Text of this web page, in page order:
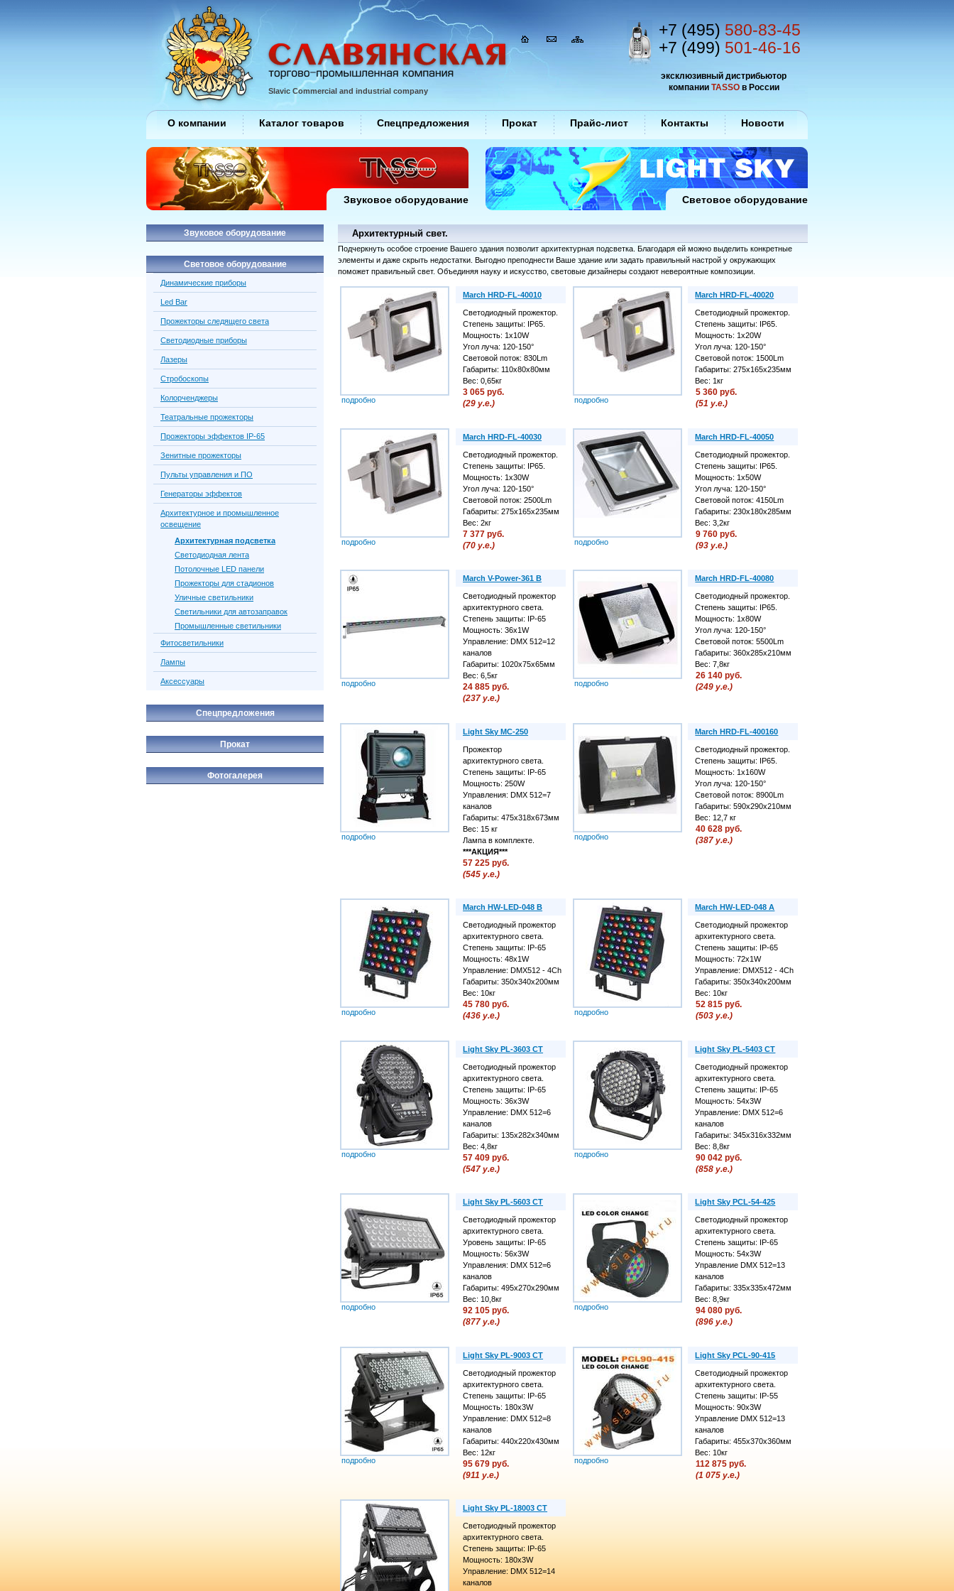
Архитектурный свет.
Подчеркнуть особое строение Вашего здания позволит архитектурная подсветка. Благодаря ей можно выделить конкретные
элементы и даже скрыть недостатки. Выгодно преподнести Ваше здание или задать правильный настрой у окружающих
поможет правильный свет. Объединяя науку и искусство, световые дизайнеры создают невероятные композиции.
March HRD-FL-40010
Светодиодный прожектор.
Степень защиты: IP65.
Мощность: 1х10W
Угол луча: 120-150°
Cветовой поток: 830Lm
Габариты: 110х80х80мм
Вес: 0,65кг
подробно
3 065 руб.
(29 у.е.)
March HRD-FL-40020
Светодиодный прожектор.
Степень защиты: IP65.
Мощность: 1х20W
Угол луча: 120-150°
Cветовой поток: 1500Lm
Габариты: 275х165х235мм
Вес: 1кг
подробно
5 360 руб.
(51 у.е.)
March HRD-FL-40030
Светодиодный прожектор.
Степень защиты: IP65.
Мощность: 1х30W
Угол луча: 120-150°
Cветовой поток: 2500Lm
Габариты: 275х165х235мм
Вес: 2кг
подробно
7 377 руб.
(70 у.е.)
March HRD-FL-40050
Светодиодный прожектор.
Степень защиты: IP65.
Мощность: 1х50W
Угол луча: 120-150°
Cветовой поток: 4150Lm
Габариты: 230х180х285мм
Вес: 3,2кг
подробно
9 760 руб.
(93 у.е.)
March V-Power-361 B
Светодиодный прожектор
архитектурного света.
Степень защиты: IP-65
Мощность: 36х1W
Управление: DMX 512=12
каналов
Габариты: 1020х75х65мм
Вес: 6,5кг
подробно
24 885 руб.
(237 у.е.)
March HRD-FL-40080
Светодиодный прожектор.
Степень защиты: IP65.
Мощность: 1х80W
Угол луча: 120-150°
Световой поток: 5500Lm
Габариты: 360х285х210мм
Вес: 7,8кг
подробно
26 140 руб.
(249 у.е.)
Light Sky MC-250
Прожектор
архитектурного света.
Степень защиты: IP-65
Мощность: 250W
Управления: DMX 512=7
каналов
Габариты: 475х318х673мм
Вес: 15 кг
Лампа в комплекте.
***АКЦИЯ***
подробно
57 225 руб.
(545 у.е.)
March HRD-FL-400160
Светодиодный прожектор.
Степень защиты: IP65.
Мощность: 1х160W
Угол луча: 120-150°
Световой поток: 8900Lm
Габариты: 590х290х210мм
Вес: 12,7 кг
подробно
40 628 руб.
(387 у.е.)
March HW-LED-048 B
Светодиодный прожектор
архитектурного света.
Степень защиты: IP-65
Мощность: 48х1W
Управление: DMX512 - 4Ch
Габариты: 350х340х200мм
Вес: 10кг
подробно
45 780 руб.
(436 у.е.)
March HW-LED-048 A
Светодиодный прожектор
архитектурного света.
Степень защиты: IP-65
Мощность: 72х1W
Управление: DMX512 - 4Ch
Габариты: 350х340х200мм
Вес: 10кг
подробно
52 815 руб.
(503 у.е.)
Light Sky PL-3603 CT
Светодиодный прожектор
архитектурного света.
Степень защиты: IP-65
Мощность: 36х3W
Управление: DMX 512=6
каналов
Габариты: 135х282х340мм
Вес: 4,8кг
подробно
57 409 руб.
(547 у.е.)
Light Sky PL-5403 CT
Светодиодный прожектор
архитектурного света.
Степень защиты: IP-65
Мощность: 54х3W
Управление: DMX 512=6
каналов
Габариты: 345x316x332мм
Вес: 8,8кг
подробно
90 042 руб.
(858 у.е.)
Light Sky PL-5603 CT
Светодиодный прожектор
архитектурного света.
Уровень защиты: IP-65
Мощность: 56х3W
Управления: DMX 512=6
каналов
Габариты: 495x270x290мм
Вес: 10,8кг
подробно
92 105 руб.
(877 у.е.)
Light Sky PCL-54-425
Светодиодный прожектор
архитектурного света.
Степень защиты: IP-65
Мощность: 54х3W
Управление DMX 512=13
каналов
Габариты: 335x335x472мм
Вес: 8,9кг
подробно
94 080 руб.
(896 у.е.)
Light Sky PL-9003 CT
Светодиодный прожектор
архитектурного света.
Степень защиты: IP-65
Мощность: 180х3W
Управление: DMX 512=8
каналов
Габариты: 440x220x430мм
Вес: 12кг
подробно
95 679 руб.
(911 у.е.)
Light Sky PCL-90-415
Светодиодный прожектор
архитектурного света.
Степень защиты: IP-55
Мощность: 90х3W
Управление DMX 512=13
каналов
Габариты: 455x370x360мм
Вес: 10кг
подробно
112 875 руб.
(1 075 у.е.)
Light Sky PL-18003 CT
Светодиодный прожектор
архитектурного света.
Степень защиты: IP-65
Мощность: 180х3W
Управление: DMX 512=14
каналов
Звуковое оборудование
Световое оборудование
Динамические приборы
Led Bar
Прожекторы следящего света
Светодиодные приборы
Лазеры
Стробоскопы
Колорченджеры
Театральные прожекторы
Прожекторы эффектов IP-65
Зенитные прожекторы
Пульты управления и ПО
Генераторы эффектов
Архитектурное и промышленное
освещение
Архитектурная подсветка
Светодиодная лента
Потолочные LED панели
Прожекторы для стадионов
Уличные светильники
Светильники для автозаправок
Промышленные светильники
Фитосветильники
Лампы
Аксессуары
Спецпредложения
Прокат
Фотогалерея
Slavic Commercial and industrial company
эксклюзивный дистрибьютор
компании TASSOв России
+7 (495) 580-83-45
+7 (499) 501-46-16
О компании Каталог товаров Спецпредложения Прокат Прайс-лист Контакты Новости
Звуковое оборудование Световое оборудование